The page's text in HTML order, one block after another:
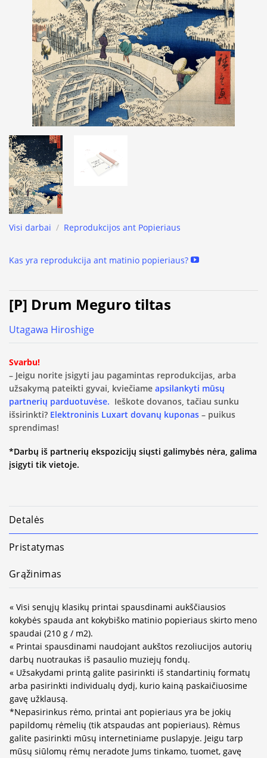
Visi darbai / Reprodukcijos ant Popieriaus
Kas yra reprodukcija ant matinio popieriaus?
[P] Drum Meguro tiltas
Utagawa Hiroshige
Svarbu!
– Jeigu norite įsigyti jau pagamintas reprodukcijas, arba
užsakymą pateikti gyvai, kviečiame apsilankyti mūsų
partnerių parduotuvėse. Ieškote dovanos, tačiau sunku
išsirinkti? Elektroninis Luxart dovanų kuponas – puikus
sprendimas!
*Darbų iš partnerių ekspozicijų siųsti galimybės nėra, galima
įsigyti tik vietoje.
Detalės
Pristatymas
Grąžinimas
« Visi senųjų klasikų printai spausdinami aukščiausios
kokybės spauda ant kokybiško matinio popieriaus skirto meno
spaudai (210 g / m2).
« Printai spausdinami naudojant aukštos rezoliucijos autorių
darbų nuotraukas iš pasaulio muziejų fondų.
« Užsakydami printą galite pasirinkti iš standartinių formatų
arba pasirinkti individualų dydį, kurio kainą paskaičiuosime
gavę užklausą.
*Nepasirinkus rėmo, printai ant popieriaus yra be jokių
papildomų rėmelių (tik atspaudas ant popieriaus). Rėmus
galite pasirinkti mūsų internetiniame puslapyje. Jeigu tarp
mūsų siūlomų rėmų neradote Jums tinkamo, tuomet, gavę